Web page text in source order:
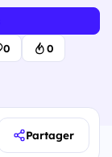
0 0
Partager